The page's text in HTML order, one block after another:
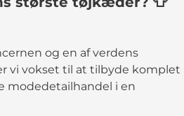
og en af verdens
vi vokset til at tilbyde komplet
modedetailhandel i en